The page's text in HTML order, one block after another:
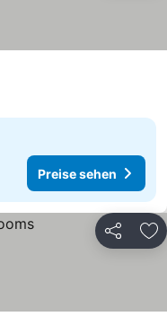
Preise sehen
Teilen